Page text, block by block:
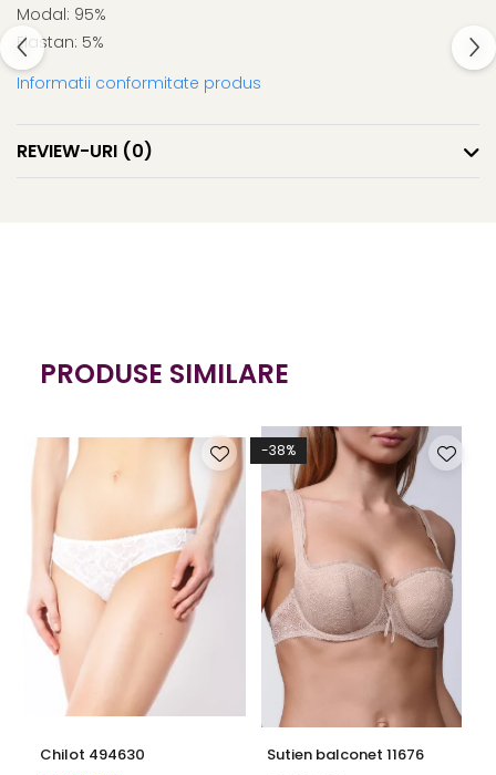
Modal: 95%
Elastan: 5%
Informatii conformitate produs
REVIEW-URI (0)
PRODUSE SIMILARE
Chilot 494630
-38%
Sutien balconet 11676